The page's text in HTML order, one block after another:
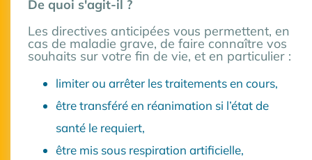
De quoi s'agit-il ?
Les directives anticipées vous permettent, en
cas de maladie grave, de faire connaître vos
souhaits sur votre fin de vie, et en particulier :
limiter ou arrêter les traitements en cours,
être transféré en réanimation si l’état de
santé le requiert,
être mis sous respiration artificielle,